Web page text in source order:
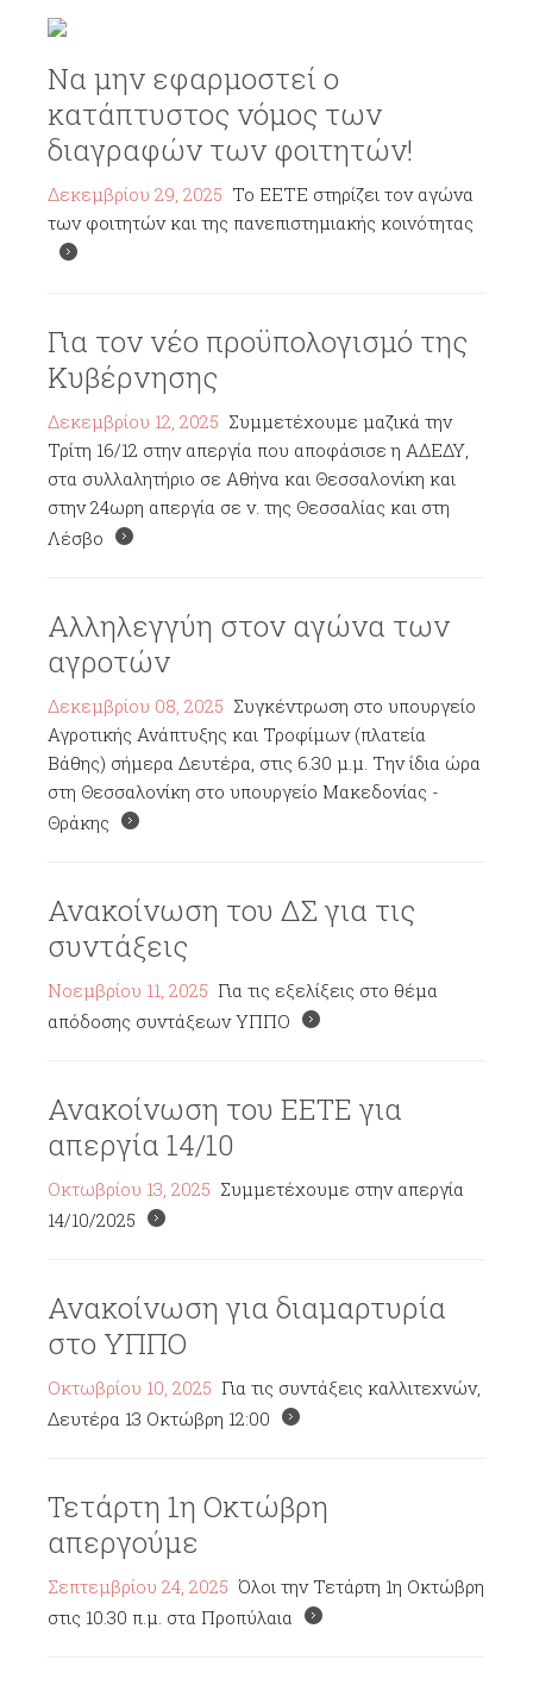
Να μην εφαρμοστεί ο
κατάπτυστος νόμος των
διαγραφών των φοιτητών!
Δεκεμβρίου 29, 2025 Το ΕΕΤΕ στηρίζει τον αγώνα
των φοιτητών και της πανεπιστημιακής κοινότητας
Για τον νέο προϋπολογισμό της
Κυβέρνησης
Δεκεμβρίου 12, 2025 Συμμετέχουμε μαζικά την
Τρίτη 16/12 στην απεργία που αποφάσισε η ΑΔΕΔΥ,
στα συλλαλητήριο σε Αθήνα και Θεσσαλονίκη και
στην 24ωρη απεργία σε ν. της Θεσσαλίας και στη
Λέσβο
Αλληλεγγύη στον αγώνα των
αγροτών
Δεκεμβρίου 08, 2025 Συγκέντρωση στο υπουργείο
Αγροτικής Ανάπτυξης και Τροφίμων (πλατεία
Βάθης) σήμερα Δευτέρα, στις 6.30 μ.μ. Την ίδια ώρα
στη Θεσσαλονίκη στο υπουργείο Μακεδονίας -
Θράκης
Ανακοίνωση του ΔΣ για τις
συντάξεις
Νοεμβρίου 11, 2025 Για τις εξελίξεις στο θέμα
απόδοσης συντάξεων ΥΠΠΟ
Ανακοίνωση του ΕΕΤΕ για
απεργία 14/10
Οκτωβρίου 13, 2025 Συμμετέχουμε στην απεργία
14/10/2025
Ανακοίνωση για διαμαρτυρία
στο ΥΠΠΟ
Οκτωβρίου 10, 2025 Για τις συντάξεις καλλιτεχνών,
Δευτέρα 13 Οκτώβρη 12:00
Τετάρτη 1η Οκτώβρη
απεργούμε
Σεπτεμβρίου 24, 2025 Όλοι την Τετάρτη 1η Οκτώβρη
στις 10.30 π.μ. στα Προπύλαια